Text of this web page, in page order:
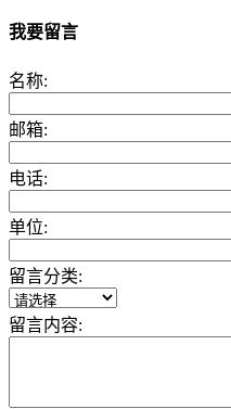
我要留言
名称:
邮箱:
电话:
单位:
留言分类:
留言内容: